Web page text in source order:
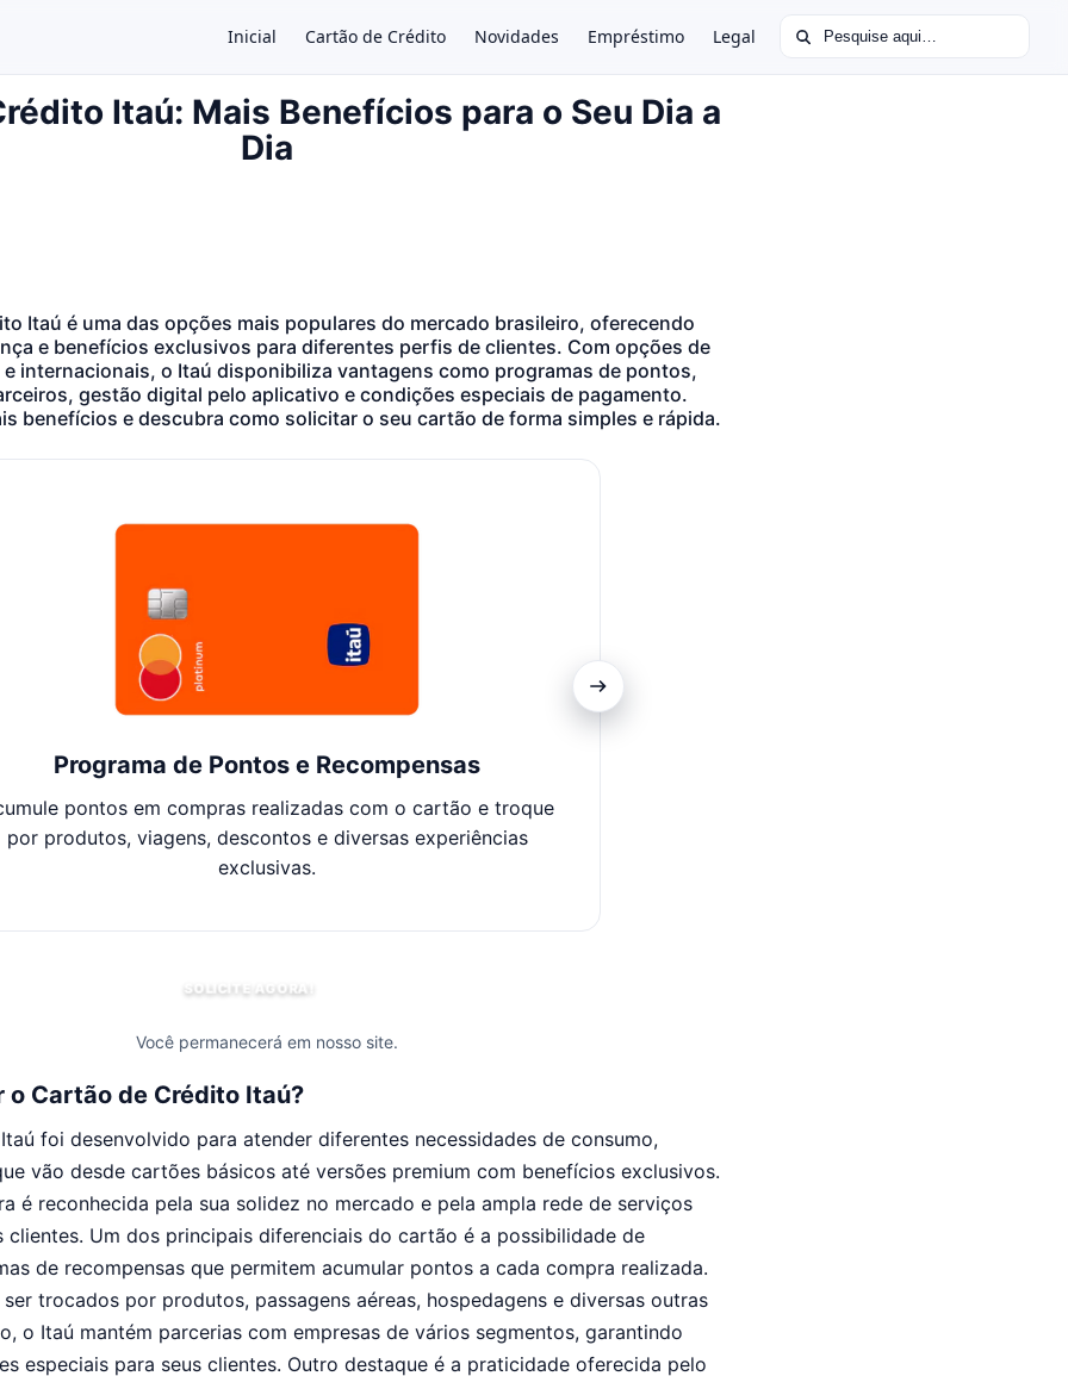
Inicial Cartão de Crédito Novidades Empréstimo Legal Buscar por:
Itaú: Mais Benefícios para o Seu Dia a
Dia
Itaú é uma das opções mais populares do mercado brasileiro, oferecendo
e benefícios exclusivos para diferentes perfis de clientes. Com opções de
internacionais, o Itaú disponibiliza vantagens como programas de pontos,
gestão digital pelo aplicativo e condições especiais de pagamento.
benefícios e descubra como solicitar o seu cartão de forma simples e rápida.
Programa de Pontos e Recompensas
pontos em compras realizadas com o cartão e troque
por produtos, viagens, descontos e diversas experiências
exclusivas.
SOLICITE AGORA!
Você permanecerá em nosso site.
o Cartão de Crédito Itaú?
foi desenvolvido para atender diferentes necessidades de consumo,
vão desde cartões básicos até versões premium com benefícios exclusivos.
é reconhecida pela sua solidez no mercado e pela ampla rede de serviços
clientes. Um dos principais diferenciais do cartão é a possibilidade de
de recompensas que permitem acumular pontos a cada compra realizada.
trocados por produtos, passagens aéreas, hospedagens e diversas outras
o Itaú mantém parcerias com empresas de vários segmentos, garantindo
especiais para seus clientes. Outro destaque é a praticidade oferecida pelo